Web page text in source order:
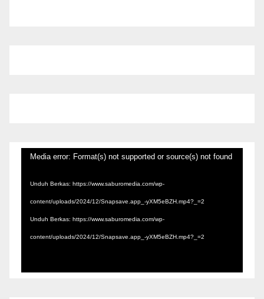
Pemutar
Media error: Format(s) not supported or source(s) not found
Unduh Berkas: https://www.saburomedia.com/wp-
content/uploads/2024/12/Snapsave.app_-yXM5eBZH.mp4?_=2
Unduh Berkas: https://www.saburomedia.com/wp-
content/uploads/2024/12/Snapsave.app_-yXM5eBZH.mp4?_=2